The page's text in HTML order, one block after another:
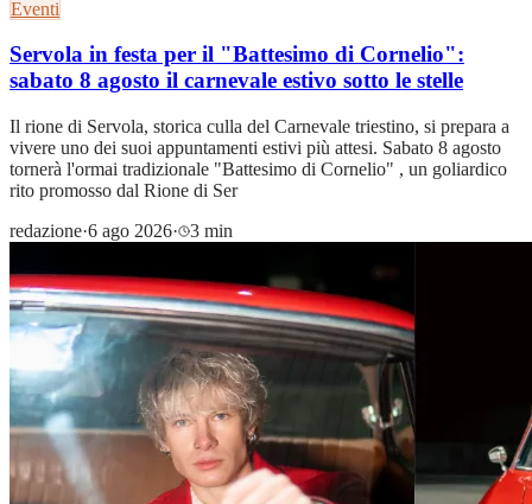
Eventi
Servola in festa per il "Battesimo di Cornelio":
sabato 8 agosto il carnevale estivo sotto le stelle
Il rione di Servola, storica culla del Carnevale triestino, si prepara a
vivere uno dei suoi appuntamenti estivi più attesi. Sabato 8 agosto
tornerà l'ormai tradizionale "Battesimo di Cornelio" , un goliardico
rito promosso dal Rione di Ser
redazione·6 ago 2026· 3 min